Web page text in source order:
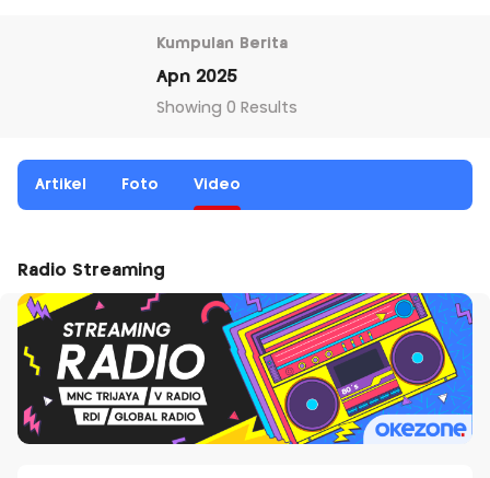
Kumpulan Berita
Apn 2025
Showing 0 Results
Artikel Foto Video
Radio Streaming